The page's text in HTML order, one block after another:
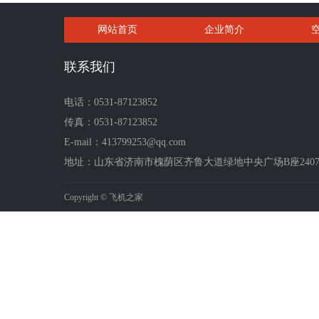
网站首页 企业简介
联系我们
电话：0531-87123852
传真：0531-87123852
E-mail：413799253@qq.com
地址：山东省济南市槐荫区齐鲁大道绿地中央广场B座
Copyright © 飞机之家